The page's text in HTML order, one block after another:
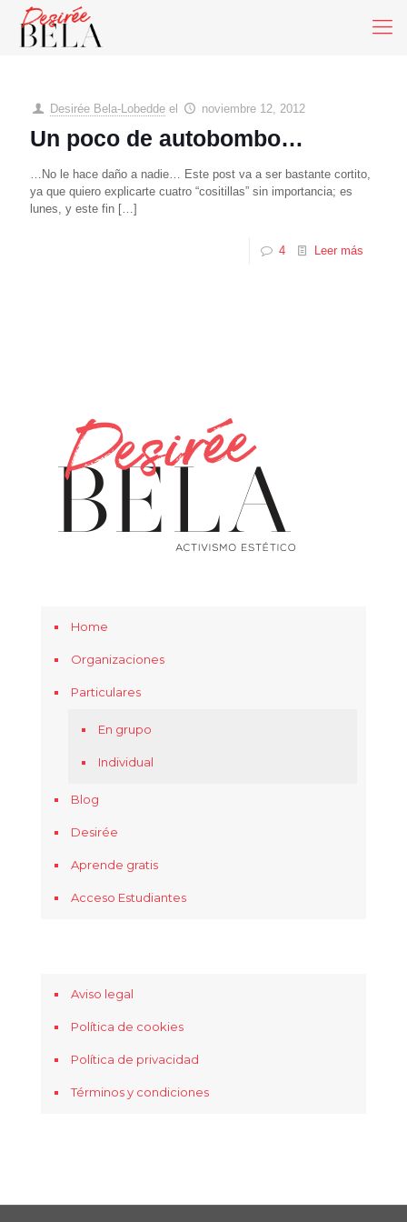
Desirée Bela-Lobedde el noviembre 12, 2012
Un poco de autobombo…
…No le hace daño a nadie… Este post va a ser bastante cortito,
ya que quiero explicarte cuatro “cositillas” sin importancia; es
lunes, y este fin […]
4 Leer más
Home
Organizaciones
Particulares
En grupo
Individual
Blog
Desirée
Aprende gratis
Acceso Estudiantes
Aviso legal
Política de cookies
Política de privacidad
Términos y condiciones